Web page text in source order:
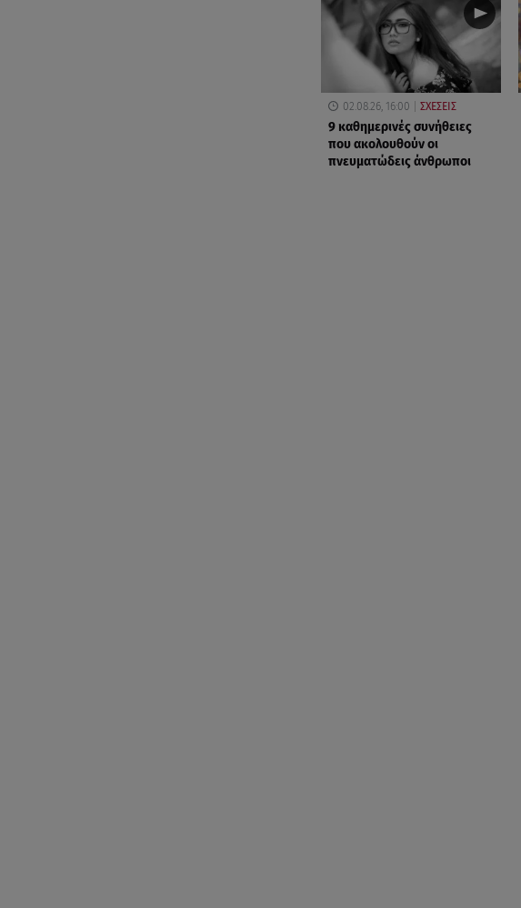
02.08.26, 16:00 ΣΧΕΣΕΙΣ
9 καθημερινές συνήθειες
που ακολουθούν οι
πνευματώδεις άνθρωποι